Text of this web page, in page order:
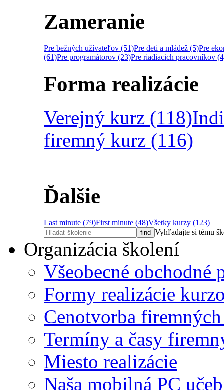
Zameranie
Pre bežných užívateľov (51)Pre deti a mládež (5)Pre
(61)Pre programátorov (23)Pre riadiacich pracovníkov
Forma realizácie
Verejný kurz (118)
firemný kurz (116)
Ďalšie
Last minute (79)First minute (48)Všetky kurzy (123)
Vyhľadajte si tému
Organizácia školení
Všeobecné obchodné
Formy realizácie
Cenotvorba
Termíny a časy
Miesto realizácie
Naša mobilná PC